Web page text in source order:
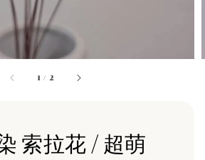
1 / 2
索拉花 / 超萌